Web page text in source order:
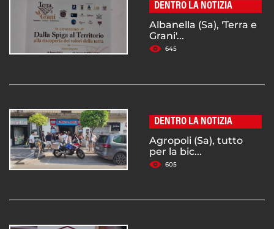
DENTRO LA NOTIZIA
Albanella (Sa), 'Terra e
Grani'...
645
DENTRO LA NOTIZIA
Agropoli (Sa), tutto
per la bic...
605